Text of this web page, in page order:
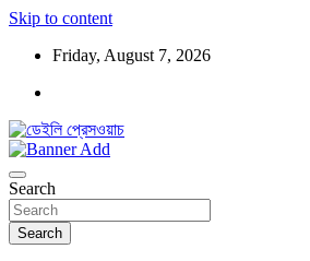
Skip to content
Friday, August 7, 2026
ডেইলি প্রেসওয়াচ
Search
Search